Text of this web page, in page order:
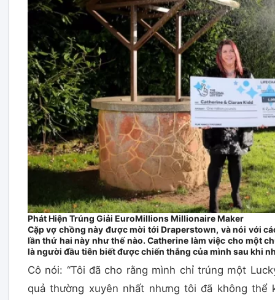
Phát Hiện Trúng Giải EuroMillions Millionaire Maker
Cặp vợ chồng này được mời tới Draperstown, và nói với
lần thứ hai này như thế nào. Catherine làm việc cho một
là người đầu tiên biết được chiến thắng của mình sau khi
Cô nói: “Tôi đã cho rằng mình chỉ trúng một
quả thường xuyên nhất nhưng tôi đã không